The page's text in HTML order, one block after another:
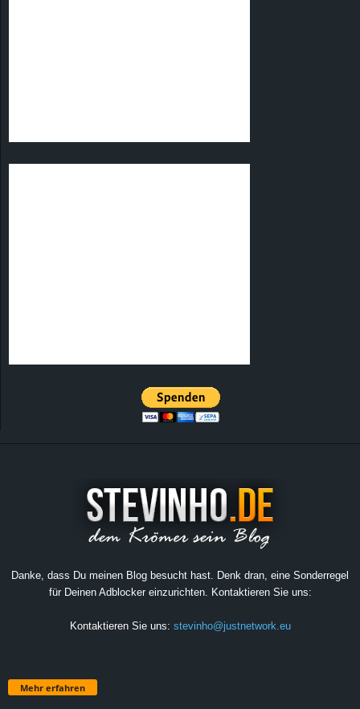
Danke, dass Du meinen Blog besucht hast. Denk dran, eine Sonderregel
für Deinen Adblocker einzurichten. Kontaktieren Sie uns:
Kontaktieren Sie uns: stevinho@justnetwork.eu
Mehr erfahren